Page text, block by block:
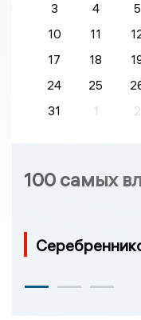
3
4 5
10
11
17
18
24
25
31
1 2
100 самых